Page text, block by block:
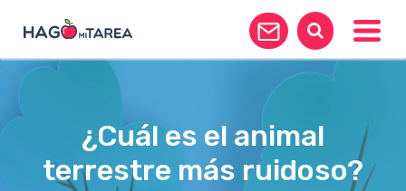
¿Cuál es el animal
terrestre más ruidoso?